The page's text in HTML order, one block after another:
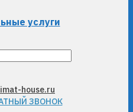
услуги
house.ru
ЗВОНОК